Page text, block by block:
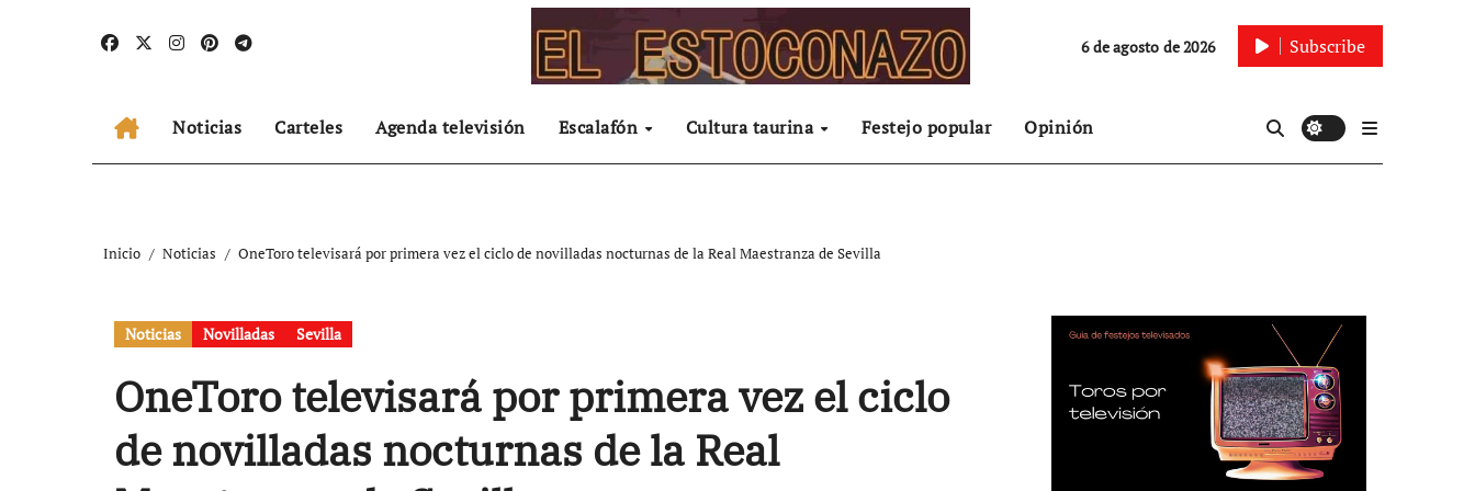
6 de agosto de 2026 Subscribe
Noticias Carteles Agenda televisión Escalafón Cultura taurina Festejo popular Opinión
Inicio Noticias OneToro televisará por primera vez el ciclo de novilladas nocturnas de la Real Maestranza de Sevilla
Noticias Novilladas Sevilla
OneToro televisará por primera vez el ciclo
de novilladas nocturnas de la Real